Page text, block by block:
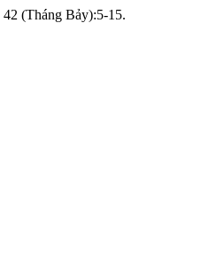
42 (Tháng Bảy):5-15.